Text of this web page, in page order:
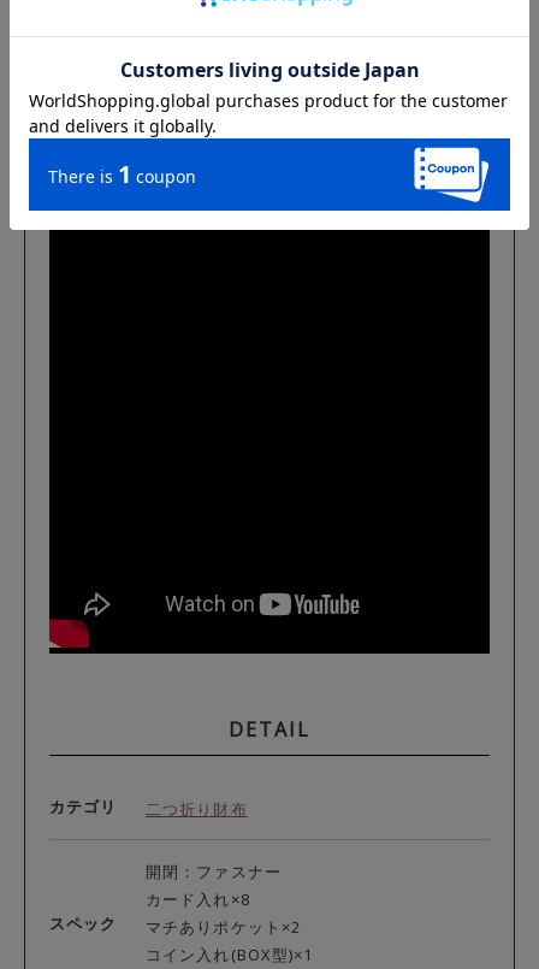
Kanmi.のアイテム紹介ムービー
DETAIL
カテゴリ 二つ折り財布
スペック
開閉：ファスナー
カード入れ×8
マチありポケット×2
コイン入れ(BOX型)×1